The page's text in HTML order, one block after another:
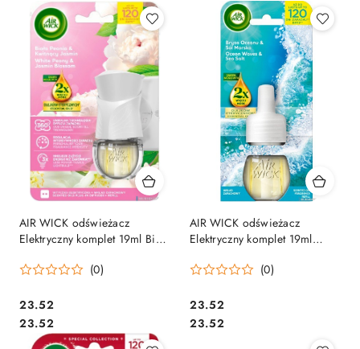
AIR WICK odświeżacz
Elektryczny komplet 19ml Biała
18116
(0)
Cena:
23.52
Cena:
23.52
AIR WICK odświeżacz
Elektryczny komplet 19ml
18154
(0)
Cena:
23.52
Cena:
23.52